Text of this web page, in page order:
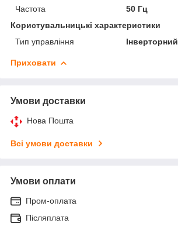
Частота
50 Гц
Користувальницькі характеристики
Тип управління
Інверторний
Приховати
Умови доставки
Нова Пошта
Всі умови доставки
Умови оплати
Пром-оплата
Післяплата